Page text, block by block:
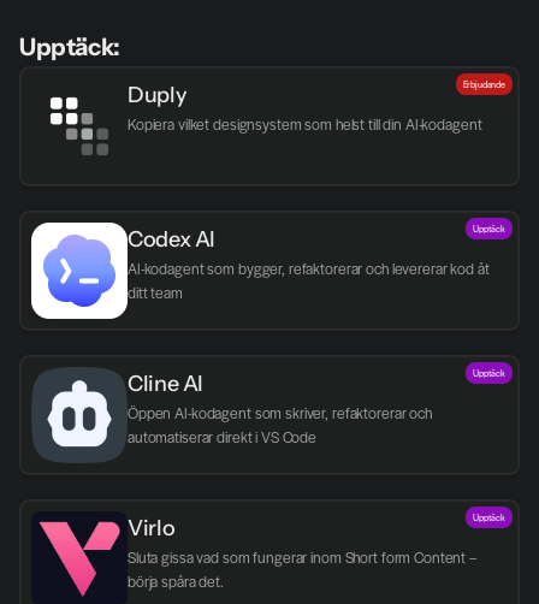
Upptäck:
Duply
Kopiera vilket designsystem som helst till din AI-kodagent
Erbjudande
Codex AI
AI-kodagent som bygger, refaktorerar och levererar kod åt
ditt team
Upptäck
Cline AI
Öppen AI-kodagent som skriver, refaktorerar och
automatiserar direkt i VS Code
Upptäck
Virlo
Sluta gissa vad som fungerar inom Short form Content –
börja spåra det.
Upptäck